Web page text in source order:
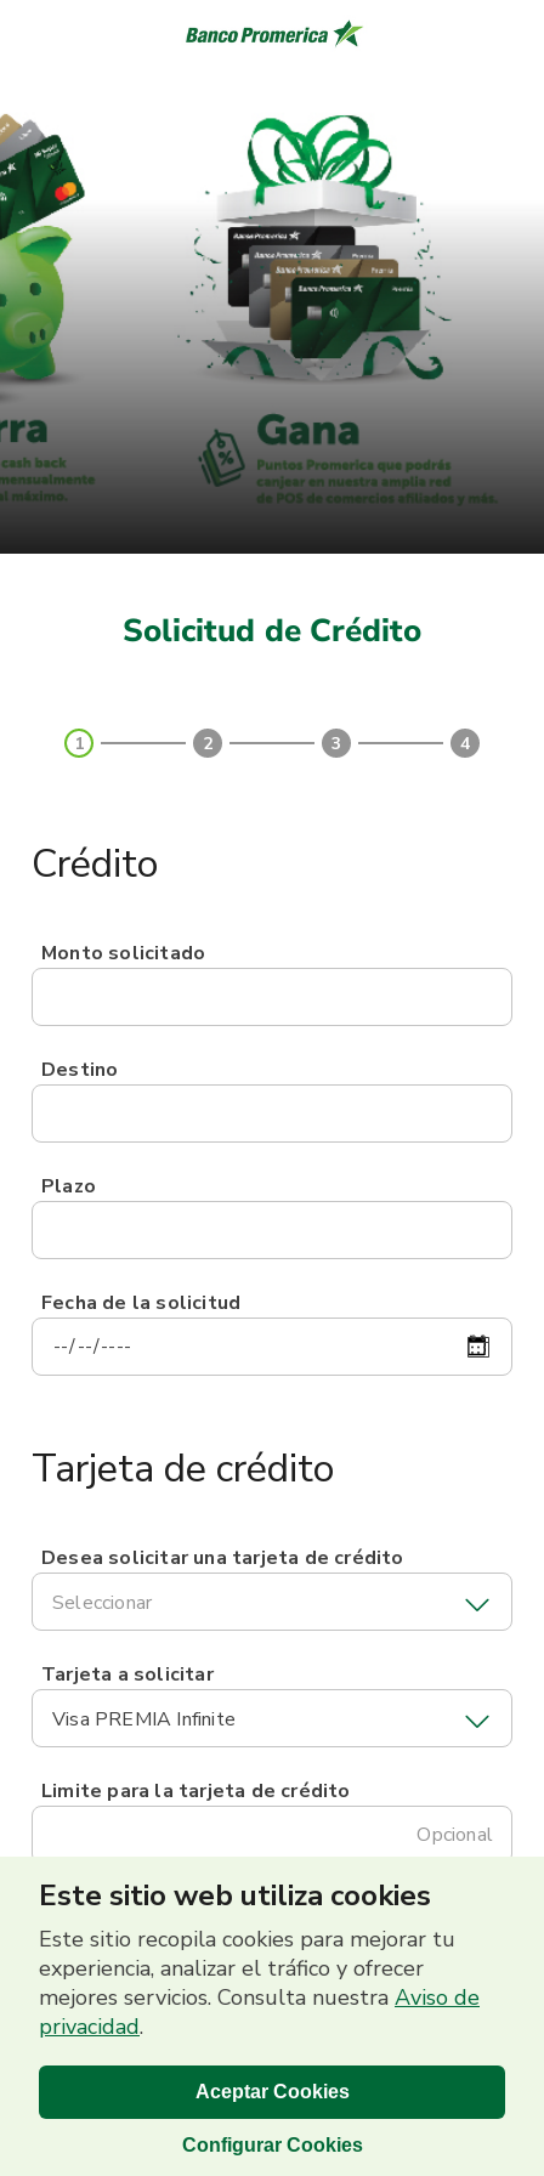
Solicitud de Crédito
1 2 3 4
Crédito
Monto solicitado
Destino
Plazo
Fecha de la solicitud
Tarjeta de crédito
Desea solicitar una tarjeta de crédito
Seleccionar
Tarjeta a solicitar
Visa PREMIA Infinite
Limite para la tarjeta de crédito
Opcional
Banco Promerica 2026 | Grupo Promerica
Este sitio web utiliza cookies
Este sitio recopila cookies para mejorar tu
experiencia, analizar el tráfico y ofrecer
mejores servicios. Consulta nuestra Aviso de
privacidad.
Aceptar Cookies
Configurar Cookies